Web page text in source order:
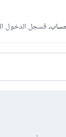
فسجل الدخول